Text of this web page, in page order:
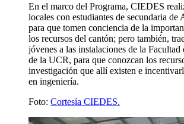
En el marco del Programa, CIEDES
locales con estudiantes de secundaria de
para que tomen conciencia de la
los recursos del cantón; pero también,
jóvenes a las instalaciones de la Facultad
de la UCR, para que conozcan los
investigación que allí existen e
en ingeniería.
Foto: Cortesía CIEDES.